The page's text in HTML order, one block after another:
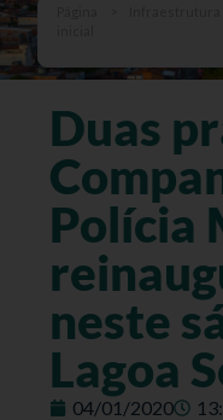
Duas
Polícia
neste
Lagoa
04/01/2020